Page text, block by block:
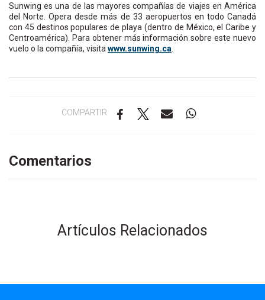
Sunwing es una de las mayores compañías de viajes en América
del Norte. Opera desde más de 33 aeropuertos en todo Canadá
con 45 destinos populares de playa (dentro de México, el Caribe y
Centroamérica). Para obtener más información sobre este nuevo
vuelo o la compañía, visita www.sunwing.ca
COMPARTIR
Comentarios
Artículos Relacionados